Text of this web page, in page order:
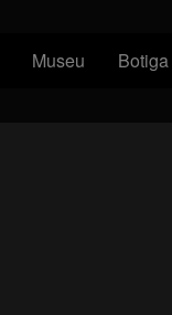
Museu Botiga